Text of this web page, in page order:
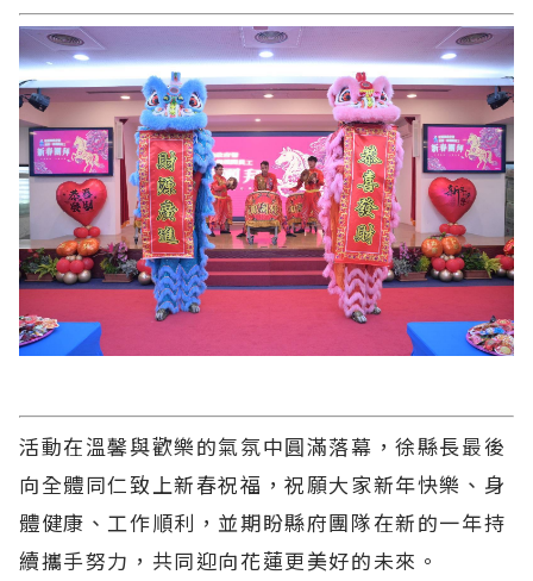
活動在溫馨與歡樂的氣氛中圓滿落幕，徐縣長最後
向全體同仁致上新春祝福，祝願大家新年快樂、身
體健康、工作順利，並期盼縣府團隊在新的一年持
續攜手努力，共同迎向花蓮更美好的未來。